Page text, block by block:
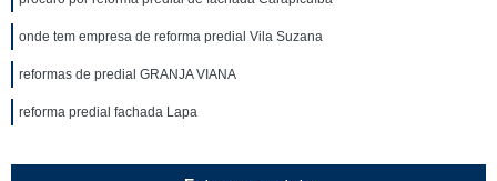
onde tem empresa de reforma predial Vila Suzana
reformas de predial GRANJA VIANA
reforma predial fachada Lapa